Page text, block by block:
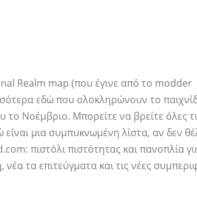
Realm map (που έγινε από το modder
εδώ που ολοκληρώνουν το
Νοέμβριο. Μπορείτε να βρείτε όλες
μια συμπυκνωμένη λίστα, αν δεν
πιστόλι πιστότητας και πανοπλία
τα επιτεύγματα και τις νέες